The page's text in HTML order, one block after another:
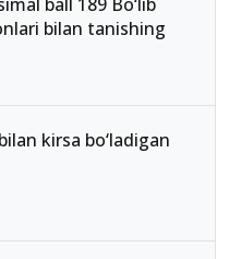
ball 189 Bo‘lib
bilan tanishing
kirsa bo‘ladigan